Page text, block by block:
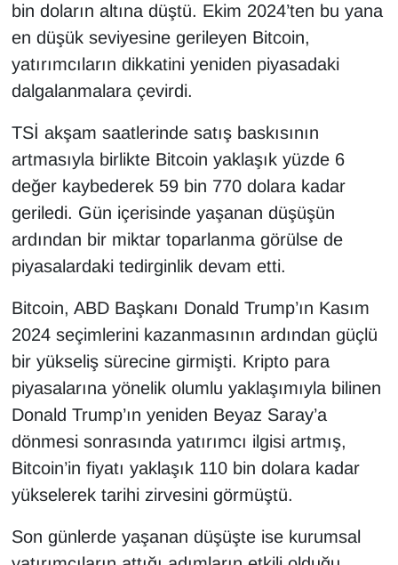
bin doların altına düştü. Ekim 2024’ten bu yana
en düşük seviyesine gerileyen Bitcoin,
yatırımcıların dikkatini yeniden piyasadaki
dalgalanmalara çevirdi.
TSİ akşam saatlerinde satış baskısının
artmasıyla birlikte Bitcoin yaklaşık yüzde 6
değer kaybederek 59 bin 770 dolara kadar
geriledi. Gün içerisinde yaşanan düşüşün
ardından bir miktar toparlanma görülse de
piyasalardaki tedirginlik devam etti.
Bitcoin, ABD Başkanı Donald Trump’ın Kasım
2024 seçimlerini kazanmasının ardından güçlü
bir yükseliş sürecine girmişti. Kripto para
piyasalarına yönelik olumlu yaklaşımıyla bilinen
Donald Trump’ın yeniden Beyaz Saray’a
dönmesi sonrasında yatırımcı ilgisi artmış,
Bitcoin’in fiyatı yaklaşık 110 bin dolara kadar
yükselerek tarihi zirvesini görmüştü.
Son günlerde yaşanan düşüşte ise kurumsal